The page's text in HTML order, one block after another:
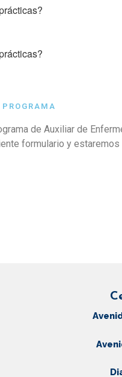
de Auxiliar de
formulario y estaremos